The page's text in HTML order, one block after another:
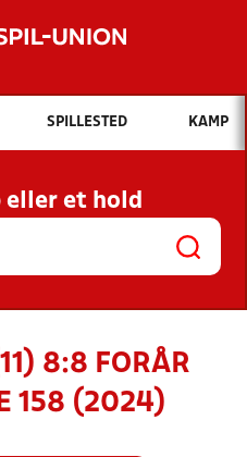
Hvad vil du søge efter?
OG NYHEDER
KLUBBER OG
SPILLESTED KAMP
eller et hold
8:8 FORÅR
158 (2024)